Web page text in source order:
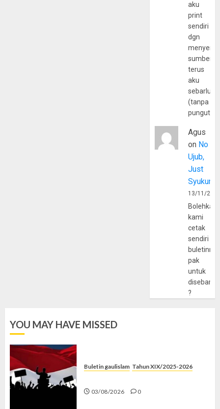
aku
print
sendiri
dgn
sumber
terus
aku
(tanpa
Agus
on No
Ujub,
Just
Syukur
13/11/
Bolehkah
kami
cetak
sendiri
pak
untuk
?
YOU MAY HAVE MISSED
Buletin gaulislam Tahun XIX/2025-2026
03/08/2026 0